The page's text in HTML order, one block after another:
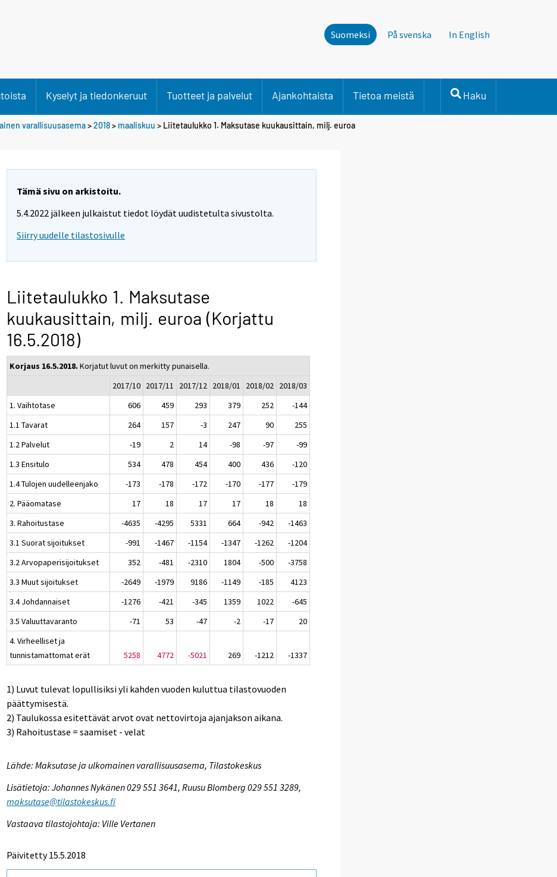
Suomeksi På svenska In English
Kyselyt ja tiedonkeruut Tuotteet ja palvelut Ajankohtaista Tietoa meistä Haku
varallisuusasema>2018> maaliskuu > Liitetaulukko 1. Maksutase kuukausittain, milj. euroa
Tämä sivu on arkistoitu.
5.4.2022 jälkeen julkaistut tiedot löydät uudistetulta sivustolta.
Siirry uudelle tilastosivulle
Liitetaulukko 1. Maksutase
kuukausittain, milj. euroa (Korjattu
16.5.2018)
Korjaus 16.5.2018. Korjatut luvut on merkitty punaisella.
2017/10 2017/11 2017/12 2018/01 2018/02 2018/03
1. Vaihtotase
606 459 293 379 252
-144
1.1 Tavarat
264 157 -3 247 90
255
1.2 Palvelut
-19 2 14 -98 -97
-99
1.3 Ensitulo
534 478 454 400 436
-120
1.4 Tulojen uudelleenjako
-173 -178 -172 -170 -177
-179
2. Pääomatase
17 18 17 17 18
18
3. Rahoitustase
-4635 -4295 5331 664 -942
-1463
3.1 Suorat sijoitukset
-991 -1467 -1154 -1347 -1262
-1204
3.2 Arvopaperisijoitukset
352 -481 -2310 1804 -500
-3758
3.3 Muut sijoitukset
-2649 -1979 9186 -1149 -185
4123
3.4 Johdannaiset
-1276 -421 -345 1359 1022
-645
3.5 Valuuttavaranto
-71 53 -47 -2 -17
20
4. Virheelliset ja
tunnistamattomat erät
5258 4772 -5021 269 -1212 -1337
1) Luvut tulevat lopullisiksi yli kahden vuoden kuluttua tilastovuoden
päättymisestä.
2) Taulukossa esitettävät arvot ovat nettovirtoja ajanjakson aikana.
3) Rahoitustase = saamiset - velat
Lähde: Maksutase ja ulkomainen varallisuusasema, Tilastokeskus
Lisätietoja: Johannes Nykänen 029 551 3641, Ruusu Blomberg 029 551 3289,
maksutase@tilastokeskus.fi
Vastaava tilastojohtaja: Ville Vertanen
Päivitetty 15.5.2018